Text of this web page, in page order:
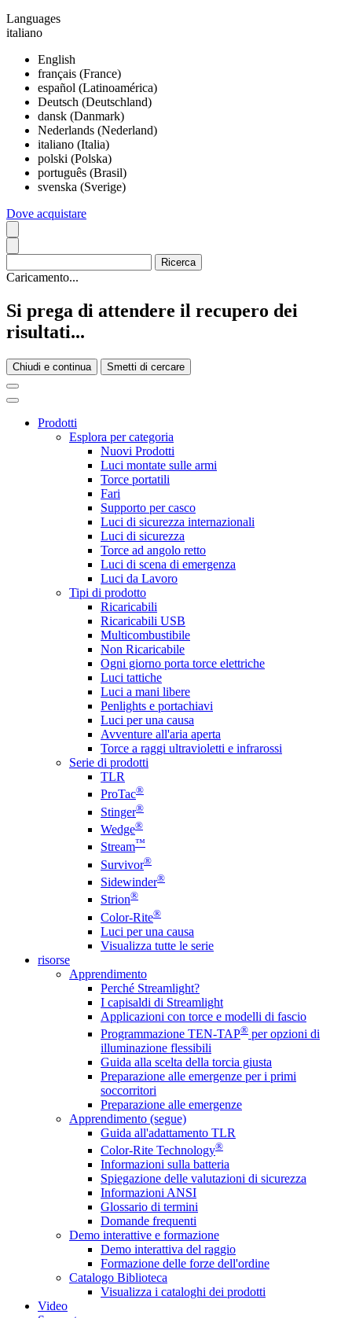
Languages
italiano
English
français (France)
español (Latinoamérica)
Deutsch (Deutschland)
dansk (Danmark)
Nederlands (Nederland)
italiano (Italia)
polski (Polska)
português (Brasil)
svenska (Sverige)
Dove acquistare
Caricamento...
Si prega di attendere il recupero dei
risultati...
Chiudi e continua Smetti di cercare
Prodotti
Esplora per categoria
Nuovi Prodotti
Luci montate sulle armi
Torce portatili
Fari
Supporto per casco
Luci di sicurezza internazionali
Luci di sicurezza
Torce ad angolo retto
Luci di scena di emergenza
Luci da Lavoro
Tipi di prodotto
Ricaricabili
Ricaricabili USB
Multicombustibile
Non Ricaricabile
Ogni giorno porta torce elettriche
Luci tattiche
Luci a mani libere
Penlights e portachiavi
Luci per una causa
Avventure all'aria aperta
Torce a raggi ultravioletti e infrarossi
Serie di prodotti
TLR
ProTac®
Stinger®
Wedge®
Stream™
Survivor®
Sidewinder®
Strion®
Color-Rite®
Luci per una causa
Visualizza tutte le serie
risorse
Apprendimento
Perché Streamlight?
I capisaldi di Streamlight
Applicazioni con torce e modelli di fascio
Programmazione TEN-TAP® per opzioni di
illuminazione flessibili
Guida alla scelta della torcia giusta
Preparazione alle emergenze per i primi
soccorritori
Preparazione alle emergenze
Apprendimento (segue)
Guida all'adattamento TLR
Color-Rite Technology®
Informazioni sulla batteria
Spiegazione delle valutazioni di sicurezza
Informazioni ANSI
Glossario di termini
Domande frequenti
Demo interattive e formazione
Demo interattiva del raggio
Formazione delle forze dell'ordine
Catalogo Biblioteca
Visualizza i cataloghi dei prodotti
Video